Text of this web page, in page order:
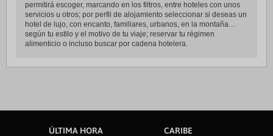
permitirá escoger, marcando en los filtros, entre hoteles con unos
servicios u otros; por perfil de alojamiento seleccionar si deseas un
hotel de lujo, con encanto, familiares, urbanos, en la montaña…
según tu estilo y el motivo de tu viaje; reservar tu régimen
alimenticio o incluso buscar por cadena hotelera.
ÚLTIMA HORA
CARIBE